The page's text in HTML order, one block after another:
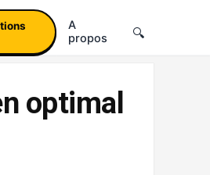
A
propos
optimal